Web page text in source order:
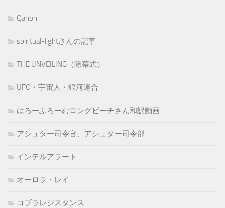
Qanon
spiritual-lightさんの記事
THE UNVEILING（除幕式）
UFO・宇宙人・銀河連合
はろーふろーむロングビーチさん和訳動画
アシュター司令官、アシュター司令部
インテルアラート
オーロラ・レイ
コブラレジスタンス